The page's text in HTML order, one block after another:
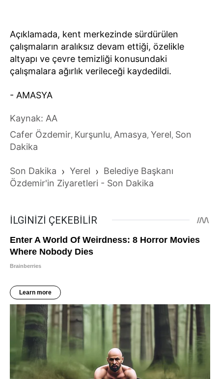
Açıklamada, kent merkezinde sürdürülen
çalışmaların aralıksız devam ettiği, özelikle
altyapı ve çevre temizliği konusundaki
çalışmalara ağırlık verileceği kaydedildi.
- AMASYA
Kaynak: AA
Cafer Özdemir, Kurşunlu, Amasya, Yerel, Son
Dakika
Son Dakika › Yerel › Belediye Başkanı
Özdemir'in Ziyaretleri - Son Dakika